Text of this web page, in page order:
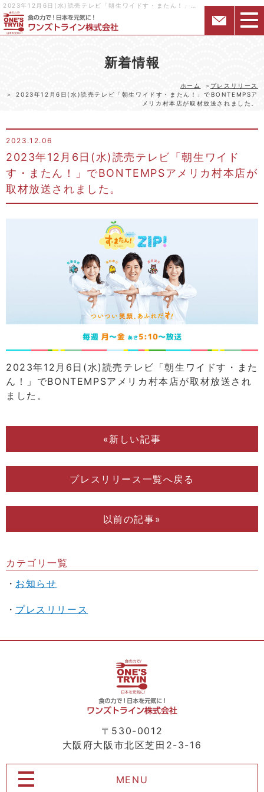
新着情報
ホーム
プレスリリース
2023年12月6日(水)読売テレビ「朝生ワイドす・またん！」でBONTEMPSア
メリカ村本店が取材放送されました。
2023.12.06
2023年12月6日(水)読売テレビ「朝生ワイド
す・またん！」でBONTEMPSアメリカ村本店が
取材放送されました。
2023年12月6日(水)読売テレビ「朝生ワイドす・また
ん！」でBONTEMPSアメリカ村本店が取材放送され
ました。
«新しい記事
プレスリリース一覧へ戻る
以前の記事»
カテゴリ一覧
お知らせ
プレスリリース
〒530-0012
大阪府大阪市北区芝田2-3-16
MENU